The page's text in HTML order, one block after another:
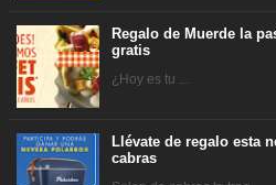
Regalo de Muerde la
gratis
¿Hoy es tu ...
Llévate de regalo esta
cabras